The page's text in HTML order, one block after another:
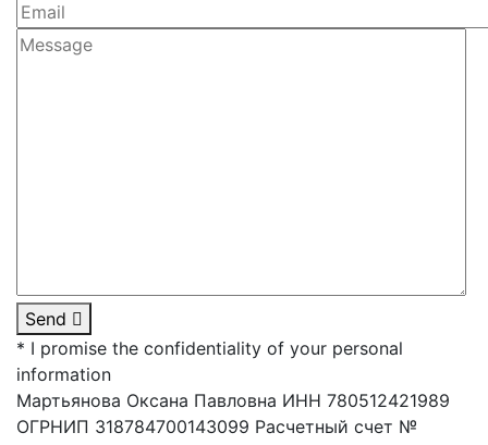
Send
* I promise the confidentiality of your personal
information
Мартьянова Оксана Павловна ИНН 780512421989
ОГРНИП 318784700143099 Расчетный счет №